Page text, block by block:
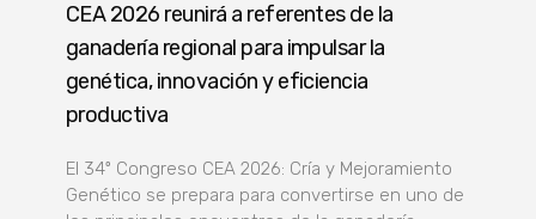
CEA 2026 reunirá a referentes de la
ganadería regional para impulsar la
genética, innovación y eficiencia
productiva
El 34º Congreso CEA 2026: Cría y Mejoramiento
Genético se prepara para convertirse en uno de